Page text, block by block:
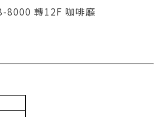
8000 轉12F 咖啡廳